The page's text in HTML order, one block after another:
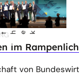
hek
im
von